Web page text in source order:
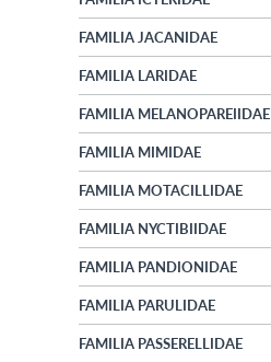
FAMILIA JACANIDAE
FAMILIA LARIDAE
FAMILIA MELANOPAREIIDAE
FAMILIA MIMIDAE
FAMILIA MOTACILLIDAE
FAMILIA NYCTIBIIDAE
FAMILIA PANDIONIDAE
FAMILIA PARULIDAE
FAMILIA PASSERELLIDAE